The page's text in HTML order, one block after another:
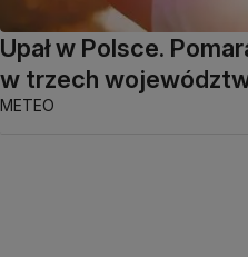
Upał w Polsce.
w trzech
METEO